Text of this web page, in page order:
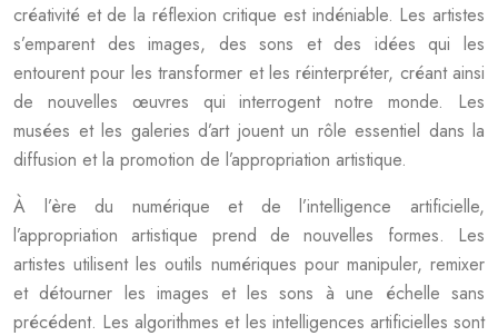
créativité et de la réflexion critique est indéniable. Les artistes
s’emparent des images, des sons et des idées qui les
entourent pour les transformer et les réinterpréter, créant ainsi
de nouvelles œuvres qui interrogent notre monde. Les
musées et les galeries d’art jouent un rôle essentiel dans la
diffusion et la promotion de l’appropriation artistique.
À l’ère du numérique et de l’intelligence artificielle,
l’appropriation artistique prend de nouvelles formes. Les
artistes utilisent les outils numériques pour manipuler, remixer
et détourner les images et les sons à une échelle sans
précédent. Les algorithmes et les intelligences artificielles sont